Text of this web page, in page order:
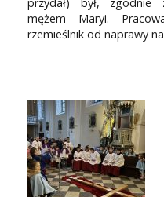
mężem Maryi.
rzemieślnik od naprawy